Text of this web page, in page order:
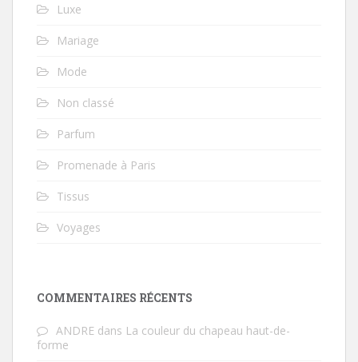
Luxe
Mariage
Mode
Non classé
Parfum
Promenade à Paris
Tissus
Voyages
COMMENTAIRES RÉCENTS
ANDRE dans La couleur du chapeau haut-de-
forme